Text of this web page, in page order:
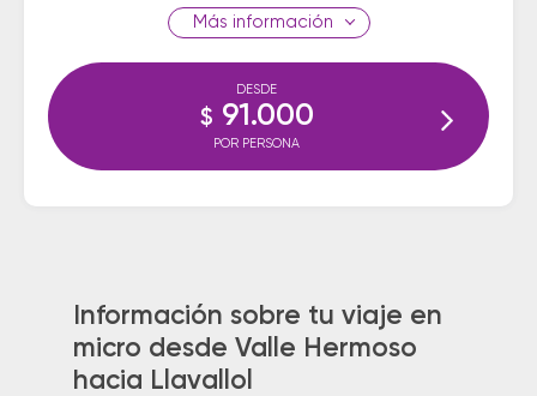
información
DESDE
$ 91.000
POR PERSONA
Información sobre tu viaje en
micro desde Valle Hermoso
hacia Llavallol